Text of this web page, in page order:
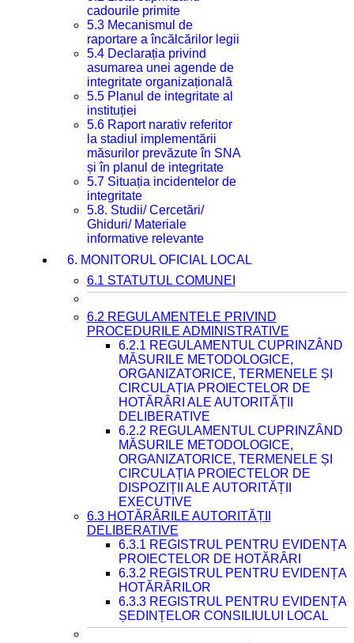
cadourile primite
5.3 Mecanismul de
raportare a încălcărilor legii
5.4 Declarația privind
asumarea unei agende de
integritate organizațională
5.5 Planul de integritate al
instituției
5.6 Raport narativ referitor
la stadiul implementării
măsurilor prevăzute în SNA
și în planul de integritate
5.7 Situația incidentelor de
integritate
5.8. Studii/ Cercetări/
Ghiduri/ Materiale
informative relevante
6. MONITORUL OFICIAL LOCAL
6.1 STATUTUL COMUNEI
6.2 REGULAMENTELE PRIVIND
PROCEDURILE ADMINISTRATIVE
6.2.1 REGULAMENTUL CUPRINZÂND
MĂSURILE METODOLOGICE,
ORGANIZATORICE, TERMENELE ȘI
CIRCULAȚIA PROIECTELOR DE
HOTĂRÂRI ALE AUTORITĂȚII
DELIBERATIVE
6.2.2 REGULAMENTUL CUPRINZÂND
MĂSURILE METODOLOGICE,
ORGANIZATORICE, TERMENELE ȘI
CIRCULAȚIA PROIECTELOR DE
DISPOZIȚII ALE AUTORITĂȚII
EXECUTIVE
6.3 HOTĂRÂRILE AUTORITĂȚII
DELIBERATIVE
6.3.1 REGISTRUL PENTRU EVIDENȚA
PROIECTELOR DE HOTĂRÂRI
6.3.2 REGISTRUL PENTRU EVIDENȚA
HOTĂRÂRILOR
6.3.3 REGISTRUL PENTRU EVIDENȚA
ȘEDINȚELOR CONSILIULUI LOCAL